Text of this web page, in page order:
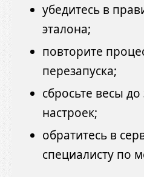
убедитесь в
эталона;
повторите
перезапуска;
сбросьте весы до
настроек;
обратитесь в
специалисту по